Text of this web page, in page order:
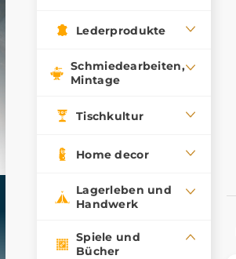
Lederprodukte
Schmiedearbeiten,
Mintage
Tischkultur
Home decor
Lagerleben und
Handwerk
Spiele und
Bücher